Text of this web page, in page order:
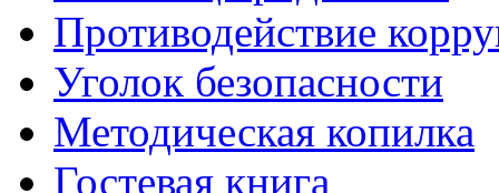
Противодействие
Уголок безопасности
Методическая копилка
Гостевая книга